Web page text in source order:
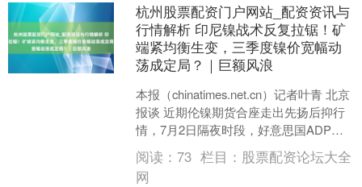
杭州股票配资门户网站_配资资讯与
行情解析 印尼镍战术反复拉锯！矿
端紧均衡生变，三季度镍价宽幅动
荡成定局？｜巨额风浪
本报（chinatimes.net.cn）记者叶青 北京
报谈 近期伦镍期货合座走出先扬后抑行
情，7月2日隔夜时段，好意思国ADP服
务数据不足预期，市集产生好意思....
阅读：73 栏目： 股票配资论坛大全
网